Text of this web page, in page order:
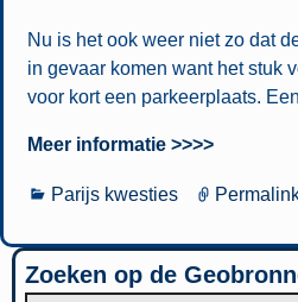
Nu is het ook weer niet zo dat
in gevaar komen want het stuk
voor kort een parkeerplaats.
Meer informatie >>>>
Parijs kwesties
Zoeken op de